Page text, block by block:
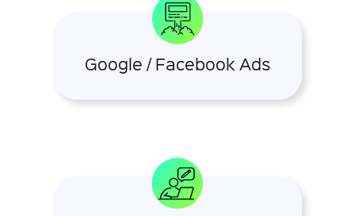
Google / Facebook Ads